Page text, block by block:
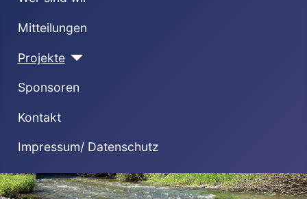
Mitteilungen
Projekte
Sponsoren
Kontakt
Impressum/ Datenschutz